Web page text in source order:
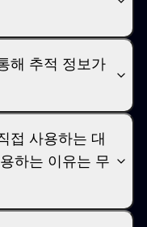
해 추적 정보가
접 사용하는 대
하는 이유는 무